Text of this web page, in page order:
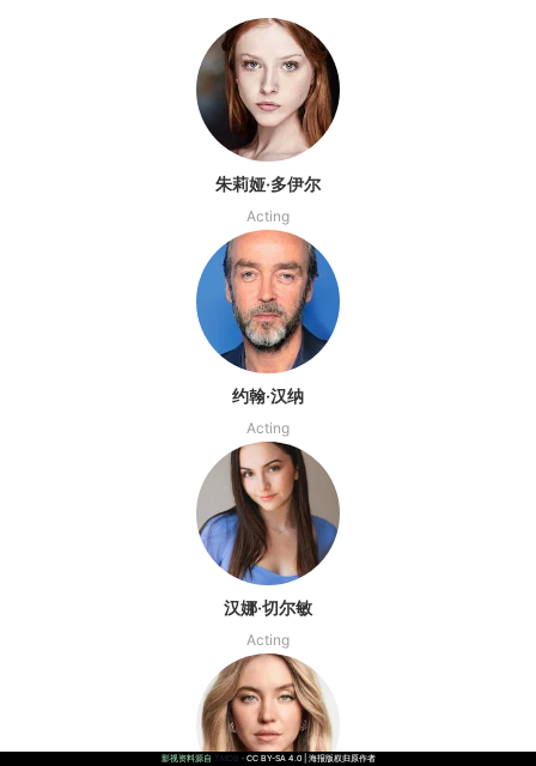
影视资料源自 TMDB · CC BY-SA 4.0 | 海报版权归原作者
朱莉娅·多伊尔
Acting
影视资料源自 TMDB · CC BY-SA 4.0 | 海报版权归原作者
约翰·汉纳
Acting
影视资料源自 TMDB · CC BY-SA 4.0 | 海报版权归原作者
汉娜·切尔敏
Acting
影视资料源自 TMDB · CC BY-SA 4.0 | 海报版权归原作者
影视资料源自 TMDB · CC BY-SA 4.0 | 海报版权归原作者
影视资料源自 TMDB · CC BY-SA 4.0 | 海报版权归原作者
影视资料源自 TMDB · CC BY-SA 4.0 | 海报版权归原作者
影视资料源自 TMDB · CC BY-SA 4.0 | 海报版权归原作者